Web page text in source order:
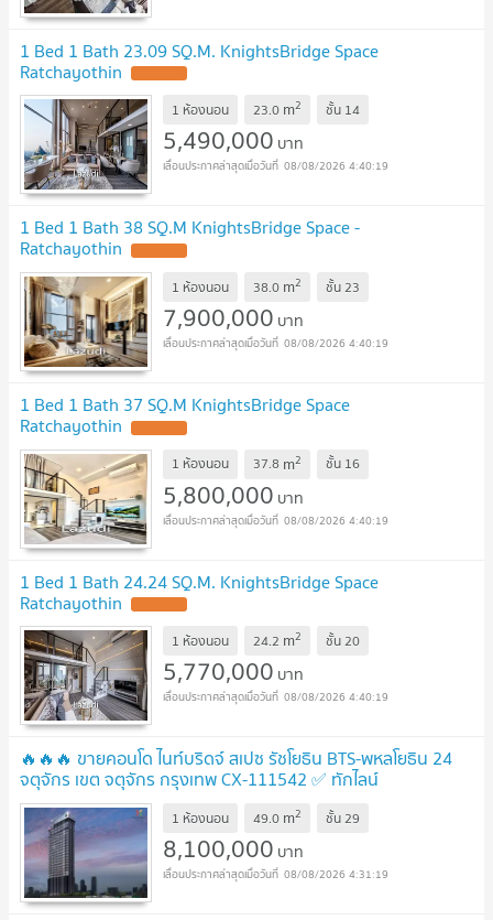
1 Bed 1 Bath 23.09 SQ.M. KnightsBridge Space
Ratchayothin
1 ห้องนอน 23.0 m2 ชั้น 14
5,490,000 บาท
08/08/2026 4:40:19
1 Bed 1 Bath 38 SQ.M KnightsBridge Space -
Ratchayothin
1 ห้องนอน 38.0 m2 ชั้น23
7,900,000 บาท
08/08/2026 4:40:19
1 Bed 1 Bath 37 SQ.M KnightsBridge Space
Ratchayothin
1 ห้องนอน 37.8 m2 ชั้น 16
5,800,000 บาท
08/08/2026 4:40:19
1 Bed 1 Bath 24.24 SQ.M. KnightsBridge Space
Ratchayothin
1 ห้องนอน 24.2 m2 ชั้น20
5,770,000 บาท
08/08/2026 4:40:19
🔥🔥🔥 ขายคอนโด ไนท์บริดจ์ สเปซ รัชโยธิน BTS-พหลโยธิน 24
จตุจักร เขต จตุจักร กรุงเทพ CX-111542 ✅ ทักไลน์
@connexproperty ตอบทันที ทีมงานมืออาชีพ ✅ 🔥🔥🔥
1 ห้องนอน 49.0 m2 ชั้น29
8,100,000 บาท
08/08/2026 4:31:19